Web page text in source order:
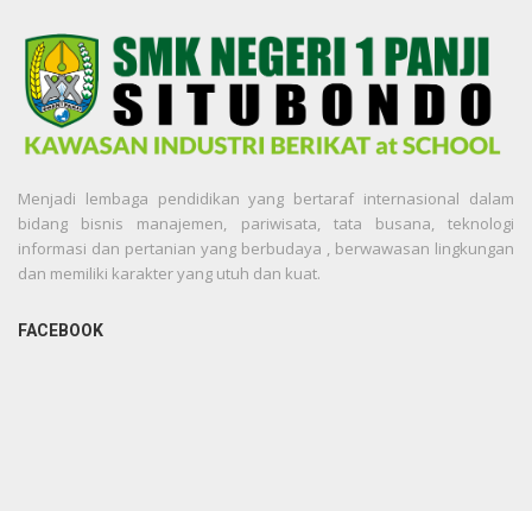
Menjadi lembaga pendidikan yang bertaraf internasional dalam
bidang bisnis manajemen, pariwisata, tata busana, teknologi
informasi dan pertanian yang berbudaya , berwawasan lingkungan
dan memiliki karakter yang utuh dan kuat.
FACEBOOK